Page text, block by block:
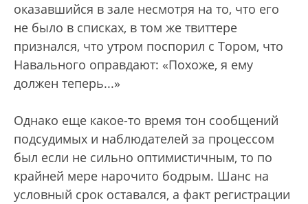
оказавшийся в зале несмотря на то, что его
не было в списках, в том же твиттере
признался, что утром поспорил с Тором, что
Навального оправдают: «Похоже, я ему
должен теперь...»
Однако еще какое-то время тон сообщений
подсудимых и наблюдателей за процессом
был если не сильно оптимистичным, то по
крайней мере нарочито бодрым. Шанс на
условный срок оставался, а факт регистрации